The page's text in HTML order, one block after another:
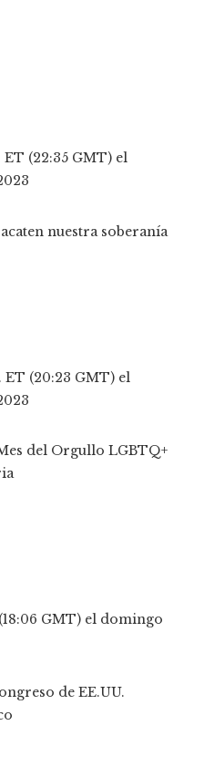
ET (22:35 GMT) el
ET (20:23 GMT) el
GMT) el domingo